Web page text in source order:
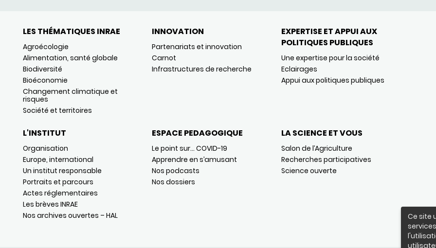
Ce site
LES THÉMATIQUES INRAE
Agroécologie
Alimentation, santé globale
Biodiversité
Bioéconomie
Changement climatique et
risques
Société et territoires
INNOVATION
Partenariats et innovation
Carnot
Infrastructures de recherche
EXPERTISE ET APPUI AUX
POLITIQUES PUBLIQUES
Une expertise pour la société
Eclairages
Appui aux politiques publiques
L'INSTITUT
Organisation
Europe, international
Un institut responsable
Portraits et parcours
Actes réglementaires
Les brèves INRAE
Nos archives ouvertes – HAL
ESPACE PEDAGOGIQUE
Le point sur… COVID-19
Apprendre en s’amusant
Nos podcasts
Nos dossiers
LA SCIENCE ET VOUS
Salon de l’Agriculture
Recherches participatives
Science ouverte